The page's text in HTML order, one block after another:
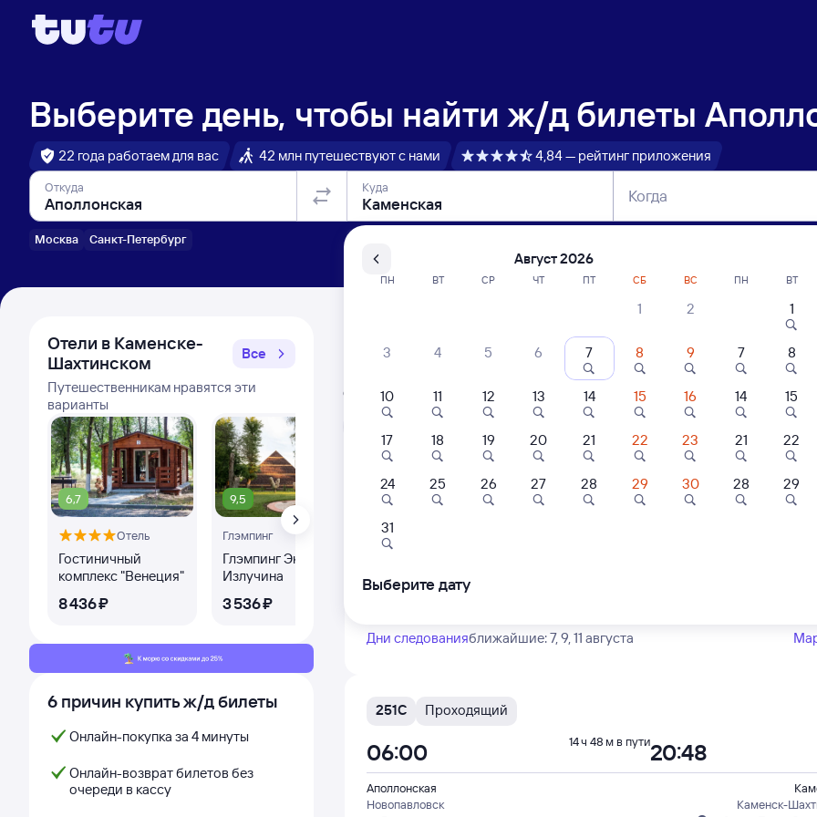
Выберите день, чтобы найти ж/д билеты
22 года работаем для вас 42 млн путешествуют с нами 4,84 — рейтинг приложения
Откуда
Москва Санкт-Петербург
Куда Когда
Отели в Каменске-
Шахтинском
Все
Путешественникам нравятся эти
варианты
6,7
Отель
Гостиничный
комплекс "Венеция"
8 ⁠436 ⁠₽
9,5
Глэмпинг
Глэмпинг Эко-парк
Излучина
3 ⁠536 ⁠₽
Отель
7,2
6 причин купить ж/д билеты
Онлайн-покупка за 4 минуты
Онлайн-возврат билетов без
очереди в кассу
Расписание поездов Аполлонская —
Расписание поездов Каменская — Аполлонская
Открыта продажа билетов на 4 ноября. Отправление и прибытие по местному
Тип вагона
Любой
382С Проходящий
Новопавловск
из Грозного
00:14
Дни следованияближайшие: 7, 9, 11 августа
251С Проходящий
Аполлонская
Новопавловск
Каменск-
06:00 20:48
14 ч 48 м в пути
Август 2026
ПН ВТ СР ЧТ ПТ СБ ВС
1 2
3 4 5 6 7 8 9
10 11 12 13 14 15 16
17 18 19 20 21 22 23
24 25 26 27 28 29 30
31
ПН ВТ
1
7 8
14 15
21 22
28 29
Выберите дату